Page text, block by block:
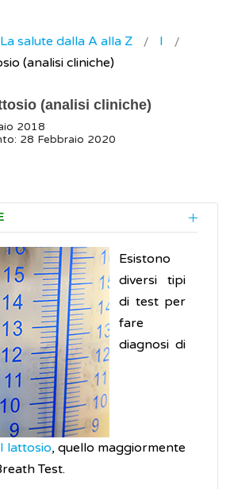
La salute dalla A alla Z
I
(analisi cliniche)
(analisi cliniche)
2018
28 Febbraio 2020
Esistono
diversi tipi
di test per
fare
diagnosi di
lattosio, quello maggiormente
Test.